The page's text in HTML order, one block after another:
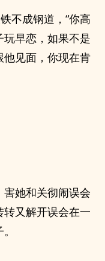
不成钢道，“你高
早恋，如果不是
见面，你现在肯
她和关彻闹误会
又解开误会在一